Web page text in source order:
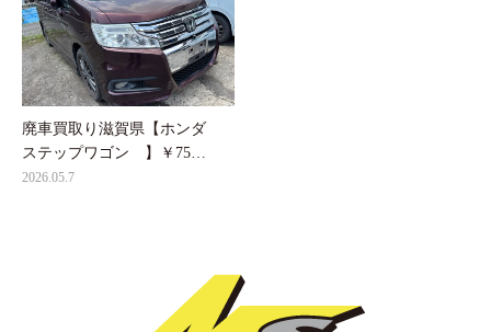
廃車買取り滋賀県【ホンダ
ステップワゴン 】￥75…
2026.05.7